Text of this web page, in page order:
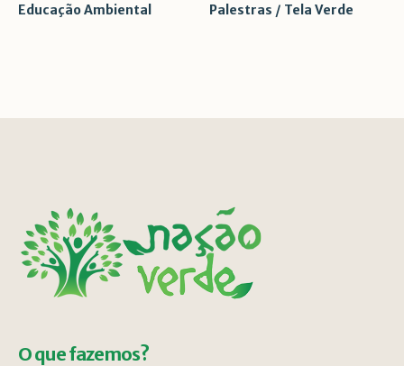
Educação Ambiental Palestras / Tela Verde
O que fazemos?